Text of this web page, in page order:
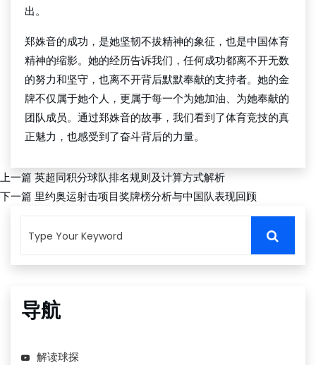
出。
郑姝音的成功，是她坚韧不拔精神的象征，也是中国体育
精神的缩影。她的经历告诉我们，任何成功都离不开无数
的努力和坚守，也离不开背后默默奉献的支持者。她的金
牌不仅属于她个人，更属于每一个为她加油、为她奉献的
团队成员。通过郑姝音的故事，我们看到了体育竞技的真
正魅力，也感受到了奋斗背后的力量。
上一篇英超同积分球队排名规则及计算方式解析
下一篇 里约奥运射击项目奖牌榜分析与中国队表现回顾
导航
解读球探